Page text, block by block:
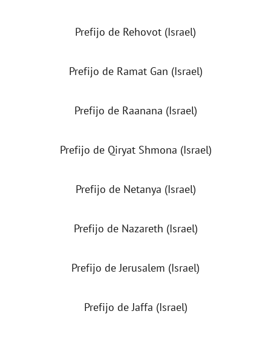
Prefijo de Rehovot (Israel)
Prefijo de Ramat Gan (Israel)
Prefijo de Raanana (Israel)
Prefijo de Qiryat Shmona (Israel)
Prefijo de Netanya (Israel)
Prefijo de Nazareth (Israel)
Prefijo de Jerusalem (Israel)
Prefijo de Jaffa (Israel)